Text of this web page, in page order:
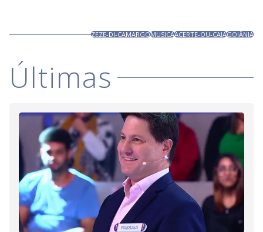
ZEZE-DI-CAMARGOMUSICAACERTE-OU-CAIAGOIÂNIA
Últimas